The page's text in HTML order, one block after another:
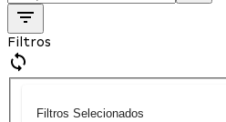
Filtros
Filtros Selecionados